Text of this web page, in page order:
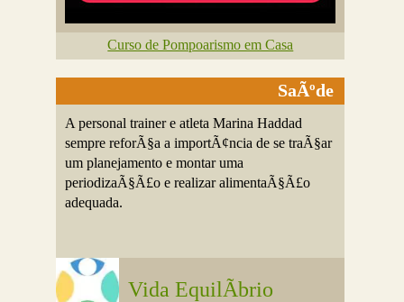
Curso de Pompoarismo em Casa
SaÃºde
A personal trainer e atleta Marina Haddad
sempre reforÃ§a a importÃ¢ncia de se traÃ§ar
um planejamento e montar uma
periodizaÃ§Ã£o e realizar alimentaÃ§Ã£o
adequada.
Vida EquilÃ­brio